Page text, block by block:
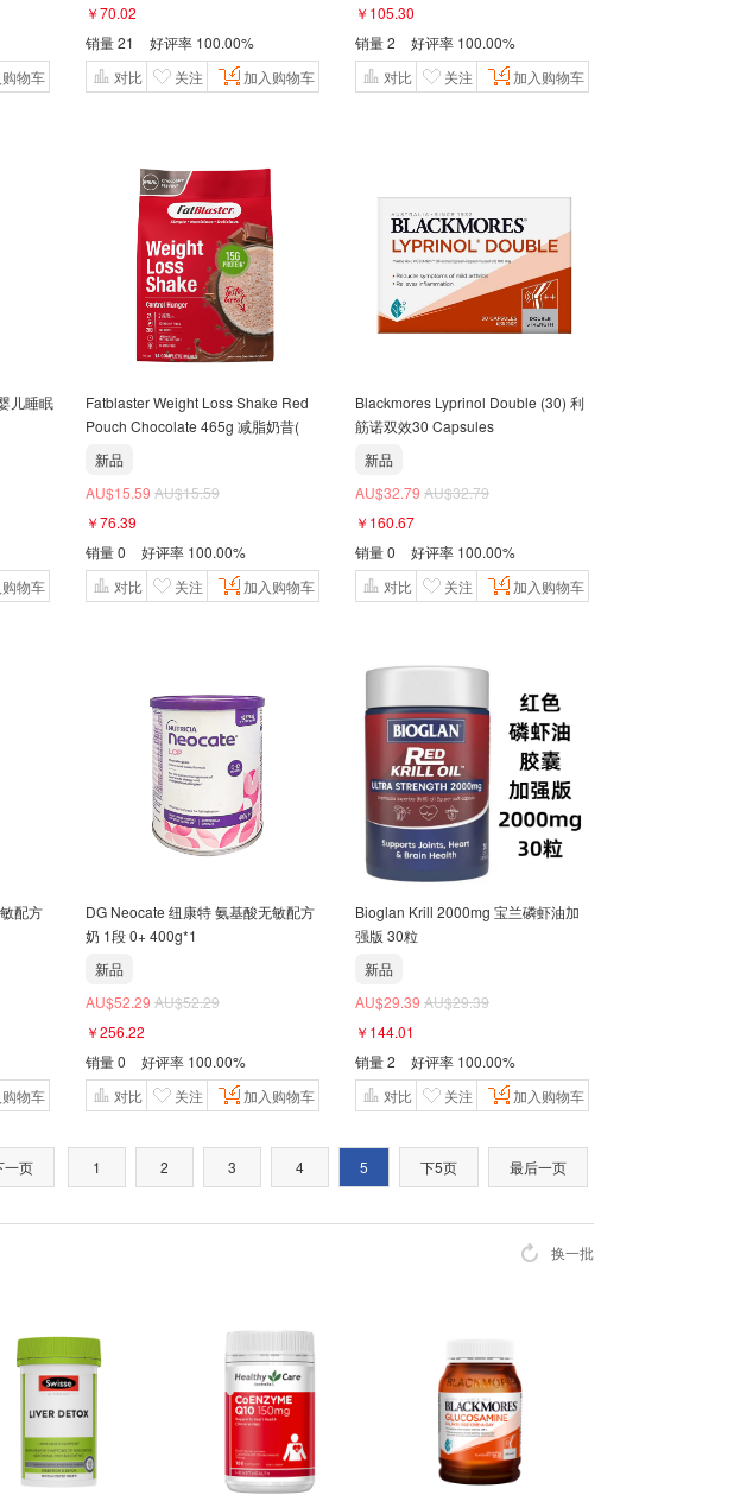
物车
￥70.02
销量21 好评率 100.00%
对比
关注 加入购物车
￥105.30
销量2 好评率 100.00%
对比
关注 加入购物车
物车
Fatblaster Weight Loss Shake Red
Pouch Chocolate 465g 减脂奶昔(
新品
AU$15.59 AU$15.59
￥76.39
销量0 好评率 100.00%
对比
关注 加入购物车
Blackmores Lyprinol Double (30) 利
筋诺双效30 Capsules
新品
AU$32.79 AU$32.79
￥160.67
销量0 好评率 100.00%
对比
关注 加入购物车
配方
物车
DG Neocate 纽康特 氨基酸无敏配方
奶 1段 0+ 400g*1
新品
AU$52.29 AU$52.29
￥256.22
销量0 好评率 100.00%
对比
关注 加入购物车
Bioglan Krill 2000mg 宝兰磷虾油加
强版 30粒
新品
AU$29.39 AU$29.39
￥144.01
销量2 好评率 100.00%
对比
关注 加入购物车
一页 1 2 3 4 5 下5页 最后一页
换一批